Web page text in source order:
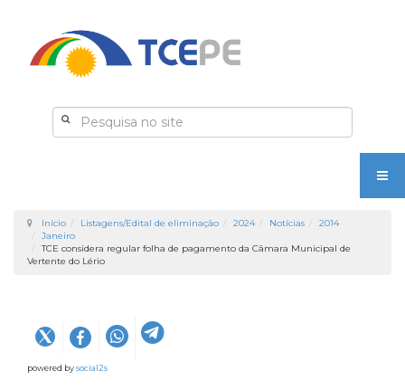
Início Listagens/Edital de eliminação 2024 Notícias
2014
Janeiro
TCE considera regular folha de pagamento da Câmara Municipal de
Vertente do Lério
powered bysocial2s